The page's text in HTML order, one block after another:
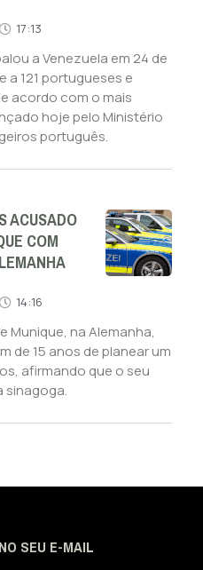
17:13
a Venezuela em 24 de
a 121 portugueses e
acordo com o mais
hoje pelo Ministério
português.
ACUSADO
COM
14:16
Munique, na Alemanha,
de 15 anos de planear um
afirmando que o seu
sinagoga.
SEU E-MAIL